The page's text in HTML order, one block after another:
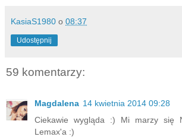
KasiaS1980 o 08:37
Udostępnij
59 komentarzy:
Magdalena 14 kwietnia 2014 09:28
Ciekawie wygląda :) Mi marzy się
Lemax'a :)